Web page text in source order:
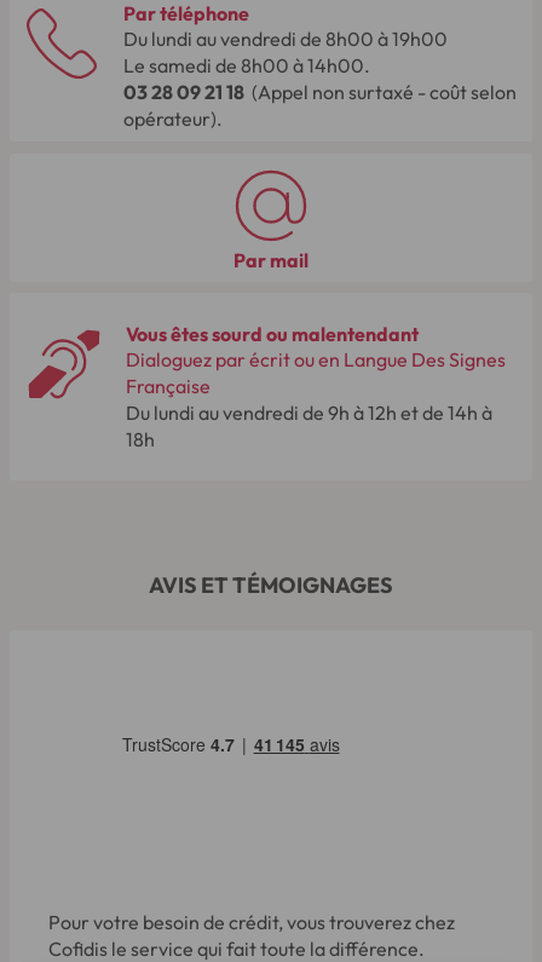
Par téléphone
Du lundi au vendredi de 8h00 à 19h00
Le samedi de 8h00 à 14h00.
03 28 09 21 18 (Appel non surtaxé - coût selon
opérateur).
Par mail
Vous êtes sourd ou malentendant
Dialoguez par écrit ou en Langue Des Signes
Française
Du lundi au vendredi de 9h à 12h et de 14h à
18h
AVIS ET TÉMOIGNAGES
Pour votre besoin de crédit, vous trouverez chez
Cofidis le service qui fait toute la différence.